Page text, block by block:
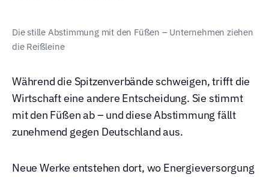
Die stille Abstimmung mit den Füßen – Unternehmen ziehen
die Reißleine
Während die Spitzenverbände schweigen, trifft die
Wirtschaft eine andere Entscheidung. Sie stimmt
mit den Füßen ab – und diese Abstimmung fällt
zunehmend gegen Deutschland aus.
Neue Werke entstehen dort, wo Energieversorgung